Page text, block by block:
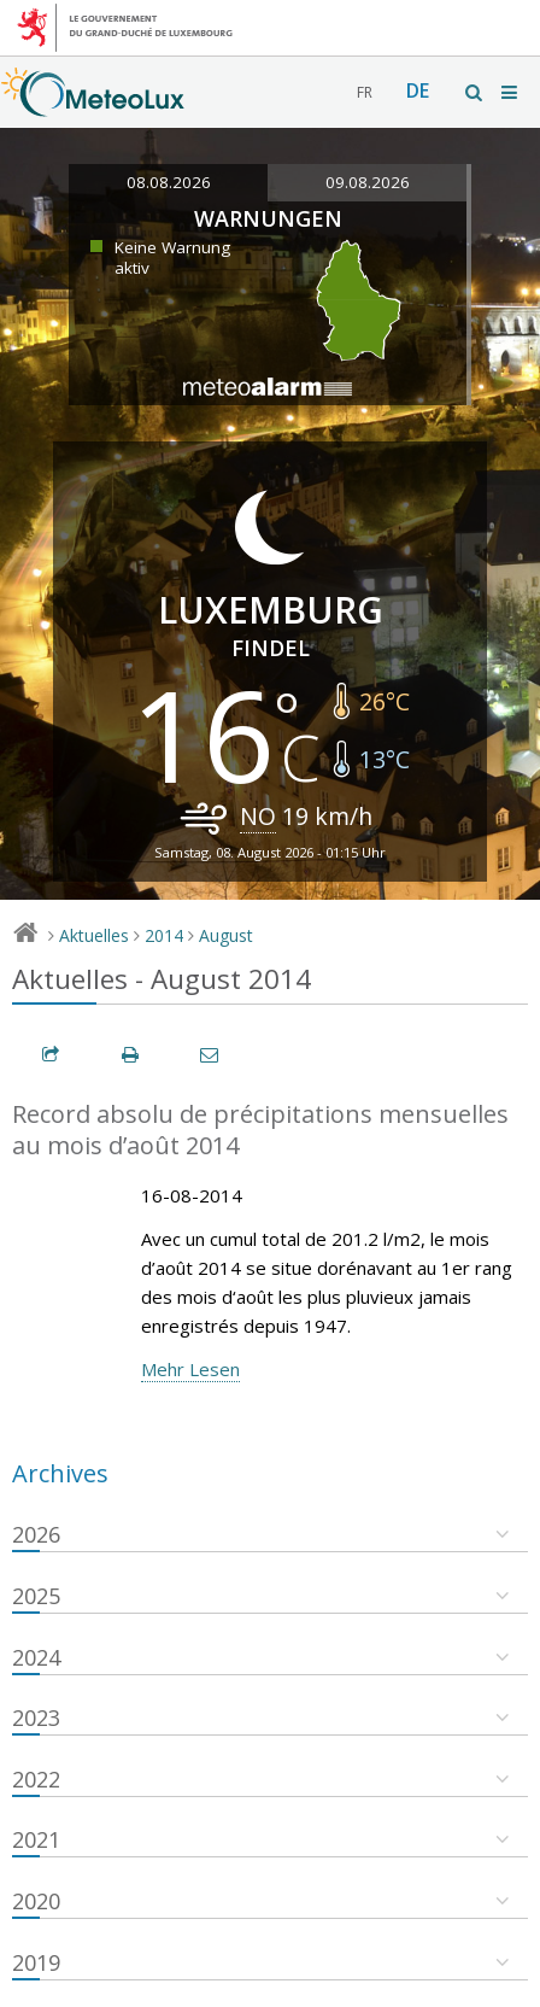
FR DE
08.08.2026 09.08.2026
WARNUNGEN
Keine Warnung
aktiv
LUXEMBURG
FINDEL
16 26°C
13°C
NO 19 km/h
Samstag, 08. August 2026 - 01:15 Uhr
> Aktuelles > 2014 > August
Aktuelles - August 2014
Record absolu de précipitations mensuelles
au mois d’août 2014
16-08-2014
Avec un cumul total de 201.2 l/m2, le mois
d’août 2014 se situe dorénavant au 1er rang
des mois d‘août les plus pluvieux jamais
enregistrés depuis 1947.
Mehr Lesen
Archives
2026
2025
2024
2023
2022
2021
2020
2019